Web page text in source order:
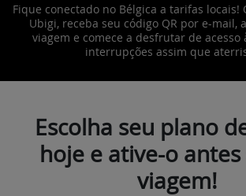
Fique conectado no Bélgica a tarifas locais!
Ubigi, receba seu código QR por e-mail,
viagem e comece a desfrutar de
interrupções assim que
Escolha seu plano
hoje e ative-o antes
viagem!